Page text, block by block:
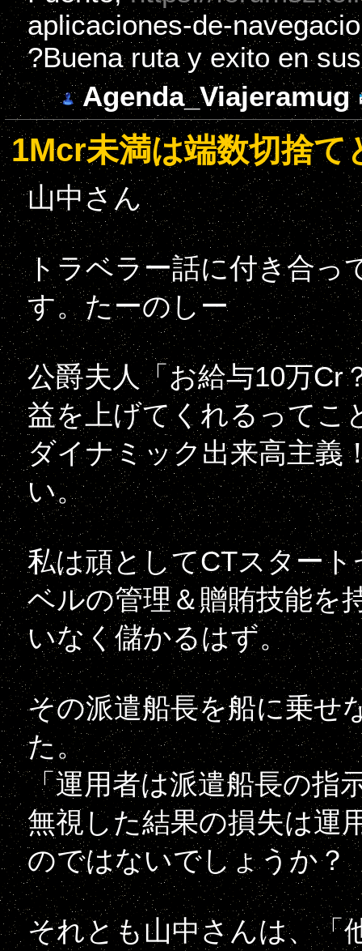
aplicaciones-de-
?Buena ruta y exito en
Agenda_Viajeramug
1Mcr未満は端数切捨て
山中さん
トラベラー話に付き合っ
す。たーのしー
公爵夫人「お給与10万
益を上げてくれるってこ
ダイナミック出来高主
い。
私は頑としてCTスター
ベルの管理＆贈賄技能を
いなく儲かるはず。
その派遣船長を船に乗せ
た。
「運用者は派遣船長の指
無視した結果の損失は運
のではないでしょうか？
それとも山中さんは、「